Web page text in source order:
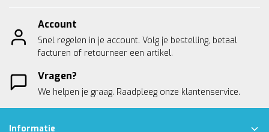
Account
Snel regelen in je account. Volg je bestelling, betaal
facturen of retourneer een artikel.
Vragen?
We helpen je graag. Raadpleeg onze klantenservice.
Informatie